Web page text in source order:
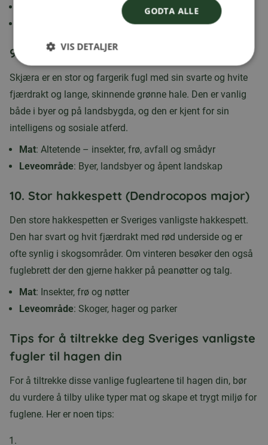
: Skoger, parker og hager
9. Skjære (Pica pica)
Skjæra er en stor og fargerik fugl med sin svarte og hvite
fjærdrakt og lange, skinnende grønne hale. Den er vanlig
både i byer og på landsbygda, og den er kjent for sin
intelligens og sosiale atferd.
Mat: Altetende – insekter, frø, avfall og smådyr
Leveområde: Byer, landsbyer og åpent landskap
10. Stor hakkespett (Dendrocopos major)
Den store hakkespetten er Sveriges vanligste hakkespett.
Den har svart og hvit fjærdrakt med rød underside og er
ofte synlig i skogsområder. Om vinteren besøker den også
fuglebrett der den gjerne hakker på peanøtter og talg.
Mat: Insekter, frø og nøtter
Leveområde: Skoger, hager og parker
Tips for å tiltrekke deg Sveriges vanligste
fugler til hagen din
For å tiltrekke disse vanlige fugleartene til hagen din, bør
du vurdere å tilby ulike typer mat og skape et trygt miljø for
fuglene. Her er noen tips:
GODTA ALLE
VIS DETALJER